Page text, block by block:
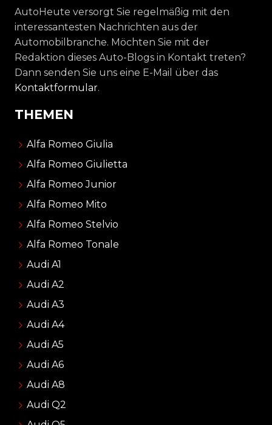
AutoHeute versorgt Sie regelmäßig mit den
interessantesten Nachrichten aus der
Automobilbranche. Möchten Sie mit der
Redaktion dieses Auto-Blogs in Kontakt treten?
Dann senden Sie uns eine E-Mail über das
Kontaktformular.
THEMEN
Alfa Romeo Giulia
Alfa Romeo Giulietta
Alfa Romeo Junior
Alfa Romeo Mito
Alfa Romeo Stelvio
Alfa Romeo Tonale
Audi A1
Audi A2
Audi A3
Audi A4
Audi A5
Audi A6
Audi A8
Audi Q2